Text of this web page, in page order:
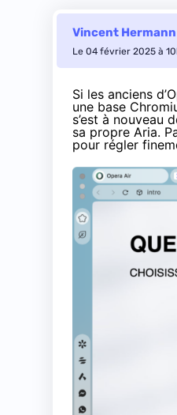
Vincent Hermann
Le 04 février 2025 à
Si les anciens
une base
s’est à nouveau
sa propre Aria.
pour régler